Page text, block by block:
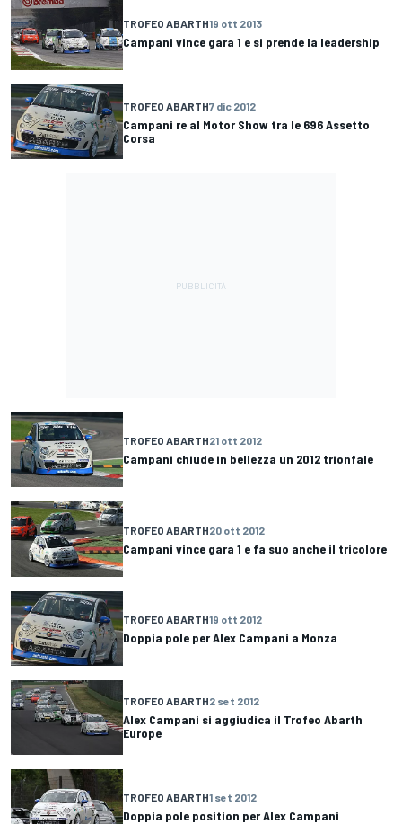
TROFEO ABARTH19 ott 2013
Campani vince gara 1 e si prende la leadership
TROFEO ABARTH7 dic 2012
Campani re al Motor Show tra le 696 Assetto
Corsa
TROFEO ABARTH21 ott 2012
Campani chiude in bellezza un 2012 trionfale
TROFEO ABARTH20 ott 2012
Campani vince gara 1 e fa suo anche il tricolore
TROFEO ABARTH19 ott 2012
Doppia pole per Alex Campani a Monza
TROFEO ABARTH2 set 2012
Alex Campani si aggiudica il Trofeo Abarth
Europe
TROFEO ABARTH1 set 2012
Doppia pole position per Alex Campani